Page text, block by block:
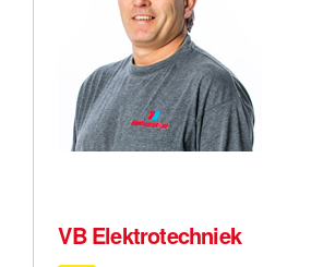
VB Elektrotechniek